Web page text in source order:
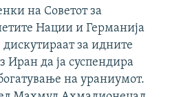
на Советот за
Нации и Германија
за идните
Иран да ја суспендира
на ураниумот.